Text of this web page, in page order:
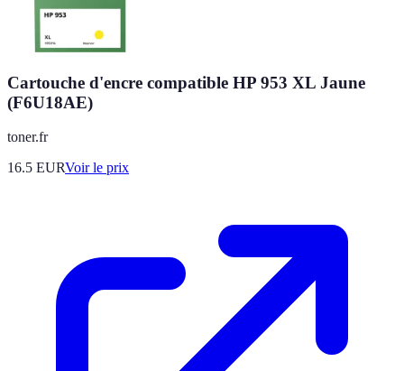
Cartouche d'encre compatible HP 953 XL Jaune
(F6U18AE)
toner.fr
16.5 EURVoir le prix